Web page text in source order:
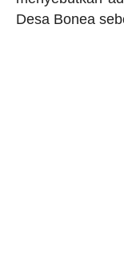
Desa Bonea